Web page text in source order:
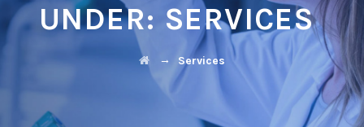
UNDER: SERVICES
→ Services